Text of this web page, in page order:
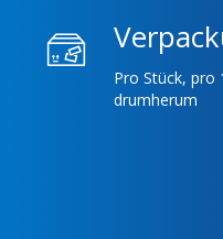
Pro Stück, pro
drumherum